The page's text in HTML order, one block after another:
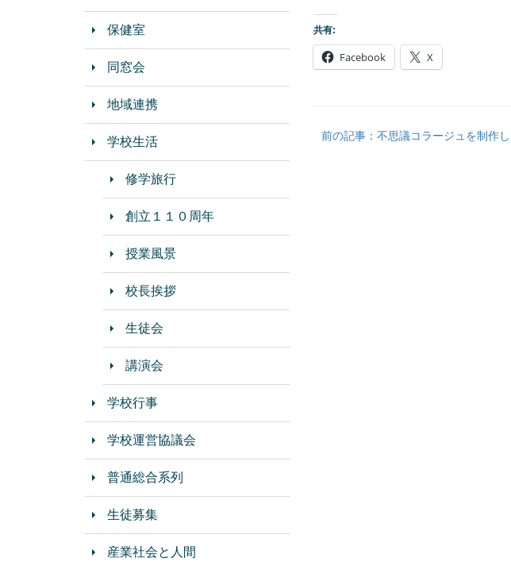
共有:
Facebook X
前の記事：不思議コラージュを制作し
保健室
同窓会
地域連携
学校生活
修学旅行
創立１１０周年
授業風景
校長挨拶
生徒会
講演会
学校行事
学校運営協議会
普通総合系列
生徒募集
産業社会と人間